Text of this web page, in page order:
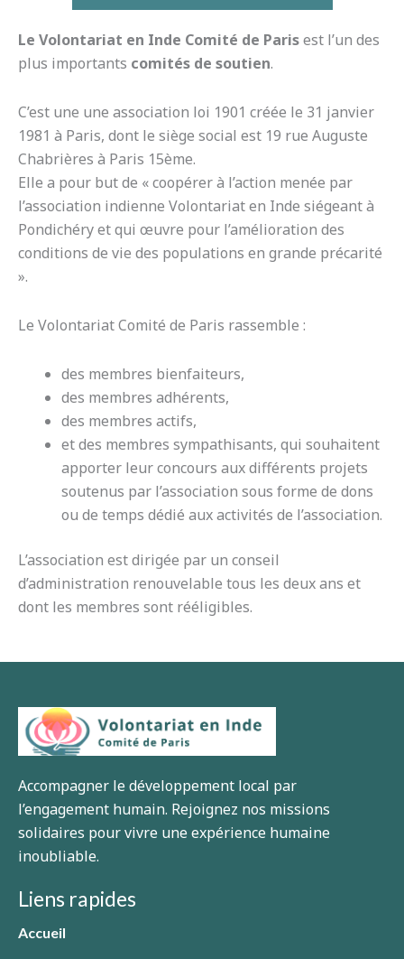
Le Volontariat en Inde Comité de Parisest l’un des
plus importants comités de soutien.
C’est une une association loi 1901 créée le 31 janvier
1981 à Paris, dont le siège social est 19 rue Auguste
Chabrières à Paris 15ème.
Elle a pour but de « coopérer à l’action menée par
l’association indienne Volontariat en Inde siégeant à
Pondichéry et qui œuvre pour l’amélioration des
conditions de vie des populations en grande précarité
».
Le Volontariat Comité de Paris rassemble :
des membres bienfaiteurs,
des membres adhérents,
des membres actifs,
et des membres sympathisants, qui souhaitent
apporter leur concours aux différents projets
soutenus par l’association sous forme de dons
ou de temps dédié aux activités de l’association.
L’association est dirigée par un conseil
d’administration renouvelable tous les deux ans et
dont les membres sont rééligibles.
Accompagner le développement local par
l’engagement humain. Rejoignez nos missions
solidaires pour vivre une expérience humaine
inoubliable.
Liens rapides
Accueil